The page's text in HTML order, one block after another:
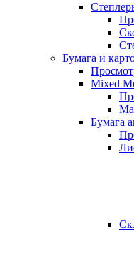
Бумага и
Mixed
Бумага